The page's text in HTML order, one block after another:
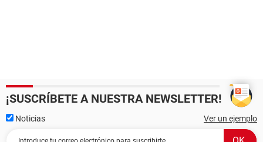
¡SUSCRÍBETE A NUESTRA NEWSLETTER!
Noticias Ver un ejemplo